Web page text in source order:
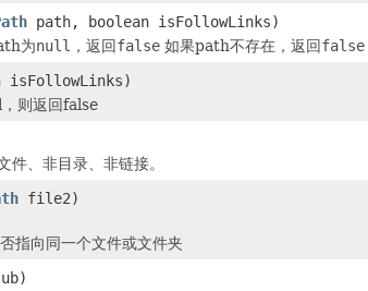
path, boolean isFollowLinks)
为null ，返回false 如果path不存在，返回false
isFollowLinks)
则返回false
件、非目录、非链接。
file2)
指向同一个文件或文件夹